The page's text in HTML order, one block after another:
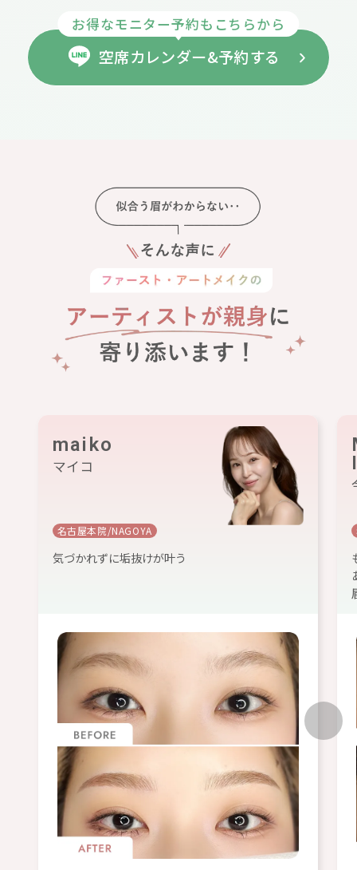
お得なモニター予約もこちらから
空席カレンダー&予約する
maiko
マイコ
名古屋本院/NAGOYA
気づかれずに垢抜けが叶う